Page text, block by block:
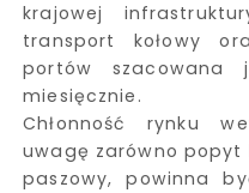
krajowej
transport kołowy
portów
miesięcznie.
Chłonność rynku
uwagę zarówno popyt
paszowy, powinna